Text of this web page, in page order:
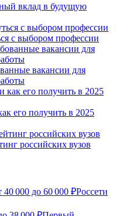
вклад в будущую
с выбором профессии
вакансии для
его получить в 2025
российских вузов
40 000 до 60 000 ₽Россети